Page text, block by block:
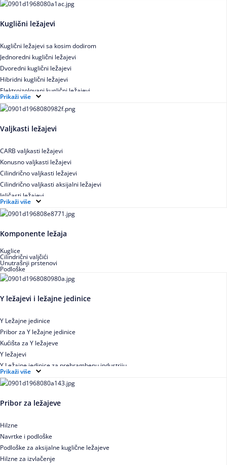
Kuglični ležajevi
Kuglični ležajevi sa kosim dodirom
Jednoredni kuglični ležajevi
Dvoredni kuglični ležajevi
Hibridni kuglični ležajevi
Elektroizolovani kuglični ležajevi
Samopodesivi kuglični ležajevi
Aksijalni kuglični ležajevi
Kuglični ležajevi od nerđajućeg čelika
Prikaži više
Valjkasti ležajevi
CARB valjkasti ležajevi
Konusno valjkasti ležajevi
Cilindrično valjkasti ležajevi
Cilindrično valjkasti aksijalni ležajevi
Igličasti ležajevi
Igličasti aksijalni ležajevi
Buričasti ležajevi
Buričasti zaptiveni ležajevi
Buričasti aksijalni ležajevi
Prikaži više
Komponente ležaja
Kuglice
Cilindrični valjčići
Unutrašnji prstenovi
Podloške
Y ležajevi i ležajne jedinice
Y Ležajne jedinice
Pribor za Y ležajne jedinice
Kućišta za Y ležajeve
Y ležajevi
Y Ležajne jedinice za prehrambenu industriju
Ležajne jedinice sa valjkastim ležajevima
Prikaži više
Pribor za ležajeve
Hilzne
Navrtke i podloške
Podloške za aksijalne kuglične ležajeve
Hilzne za izvlačenje